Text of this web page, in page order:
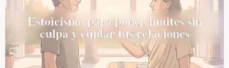
Estoicismo para poner límites sin
culpa y cuidar tus relaciones